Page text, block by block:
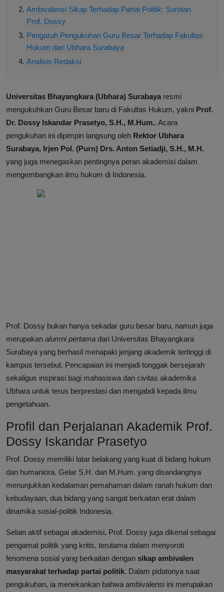
Ambivalensi Sikap Terhadap Partai Politik: Sorotan
Prof. Dossy
Pengaruh Pengukuhan Guru Besar Terhadap Fakultas
Hukum dan Ubhara Surabaya
Analisis Redaksi
Universitas Bhayangkara (Ubhara) Surabaya resmi
mengukuhkan Guru Besar baru di Fakultas Hukum, yakni Prof.
Dr. Dossy Iskandar Prasetyo, S.H., M.Hum.. Acara
pengukuhan ini dipimpin langsung oleh Rektor Ubhara
Surabaya, Irjen Pol. (Purn) Drs. Anton Setiadji, S.H., M.H.
yang juga menegaskan pentingnya peran akademisi dalam
mengembangkan ilmu hukum di Indonesia.
Prof. Dossy bukan hanya sekadar guru besar baru, namun juga
merupakan alumni pertama dari Universitas Bhayangkara
Surabaya yang berhasil menapaki jenjang akademik tertinggi di
kampus tersebut. Pencapaian ini menjadi tonggak bersejarah
sekaligus inspirasi bagi mahasiswa dan civitas akademika
Ubhara untuk terus berprestasi dan mengabdi kepada ilmu
pengetahuan.
Profil dan Perjalanan Akademik Prof.
Dossy Iskandar Prasetyo
Prof. Dossy memiliki latar belakang yang kuat di bidang hukum
dan humaniora. Gelar S.H. dan M.Hum. yang disandangnya
menunjukkan kedalaman pemahaman dalam ranah hukum dan
kebudayaan, dua bidang yang sangat berkaitan erat dalam
dinamika sosial-politik Indonesia.
Selain aktif sebagai akademisi, Prof. Dossy juga dikenal sebagai
pengamat politik yang kritis, terutama dalam menyoroti
fenomena sosial yang berkaitan dengan sikap ambivalen
masyarakat terhadap partai politik. Dalam pidatonya saat
pengukuhan, ia menekankan bahwa ambivalensi ini merupakan